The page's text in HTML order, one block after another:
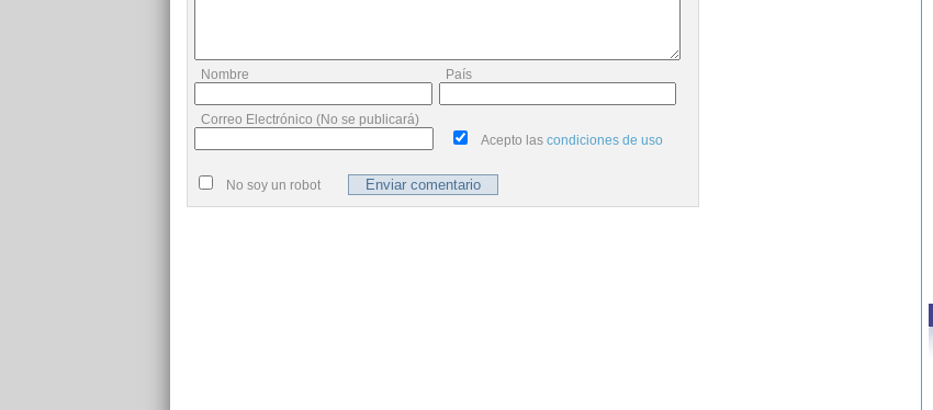
Nombre País
Correo Electrónico (No se publicará)
Acepto las condiciones de uso
No soy un robot